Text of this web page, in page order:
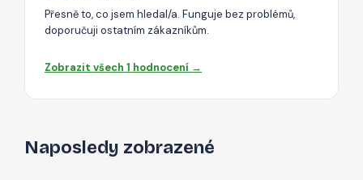
Přesně to, co jsem hledal/a. Funguje bez problémů,
doporučuji ostatním zákazníkům.
Zobrazit všech 1 hodnocení →
Naposledy zobrazené